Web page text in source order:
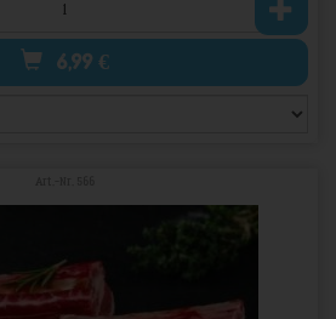
6,99 €